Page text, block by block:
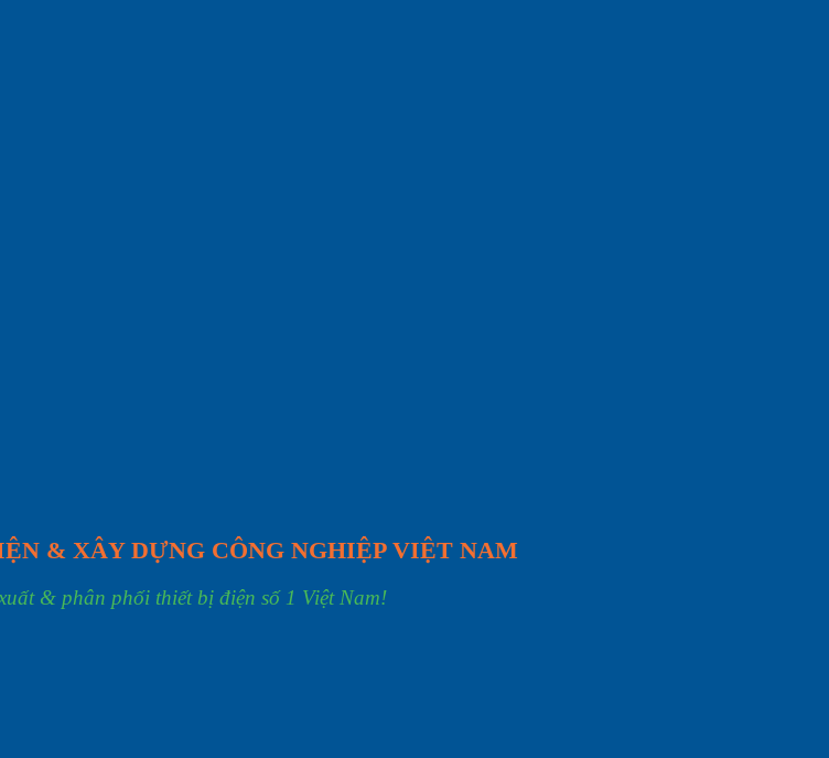
& XÂY DỰNG CÔNG NGHIỆP VIỆT NAM
& phân phối thiết bị điện số 1 Việt Nam!